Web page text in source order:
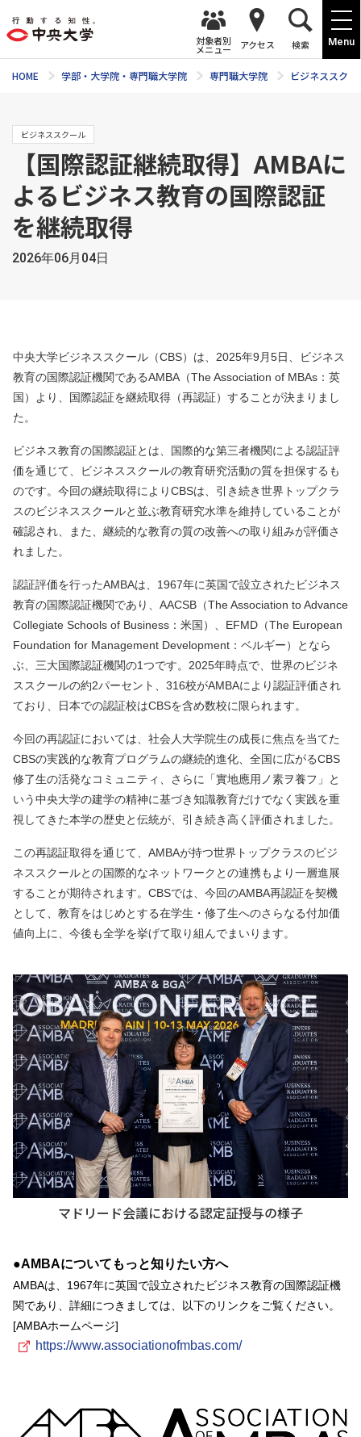
Menu
対象者別
メニュー アクセス 検索
HOME 学部・大学院・専門職大学院 専門職大学院 ビジネススクー
ビジネススクール
【国際認証継続取得】AMBAに
よるビジネス教育の国際認証
を継続取得
2026年06月04日
中央大学ビジネススクール（CBS）は、2025年9月5日、ビジネス
教育の国際認証機関であるAMBA（The Association of MBAs：英
国）より、国際認証を継続取得（再認証）することが決まりまし
た。
ビジネス教育の国際認証とは、国際的な第三者機関による認証評
価を通じて、ビジネススクールの教育研究活動の質を担保するも
のです。今回の継続取得によりCBSは、引き続き世界トップクラ
スのビジネススクールと並ぶ教育研究水準を維持していることが
確認され、また、継続的な教育の質の改善への取り組みが評価さ
れました。
認証評価を行ったAMBAは、1967年に英国で設立されたビジネス
教育の国際認証機関であり、AACSB（The Association to Advance
Collegiate Schools of Business：米国）、EFMD（The European
Foundation for Management Development：ベルギー）となら
ぶ、三大国際認証機関の1つです。2025年時点で、世界のビジネ
ススクールの約2パーセント、316校がAMBAにより認証評価され
ており、日本での認証校はCBSを含め数校に限られます。
今回の再認証においては、社会人大学院生の成長に焦点を当てた
CBSの実践的な教育プログラムの継続的進化、全国に広がるCBS
修了生の活発なコミュニティ、さらに「實地應用ノ素ヲ養フ」と
いう中央大学の建学の精神に基づき知識教育だけでなく実践を重
視してきた本学の歴史と伝統が、引き続き高く評価されました。
この再認証取得を通じて、AMBAが持つ世界トップクラスのビジ
ネススクールとの国際的なネットワークとの連携もより一層進展
することが期待されます。CBSでは、今回のAMBA再認証を契機
として、教育をはじめとする在学生・修了生へのさらなる付加価
値向上に、今後も全学を挙げて取り組んでまいります。
マドリード会議における認定証授与の様子
●AMBAについてもっと知りたい方へ
AMBAは、1967年に英国で設立されたビジネス教育の国際認証機
関であり、詳細につきましては、以下のリンクをご覧ください。
[AMBAホームページ]
https://www.associationofmbas.com/